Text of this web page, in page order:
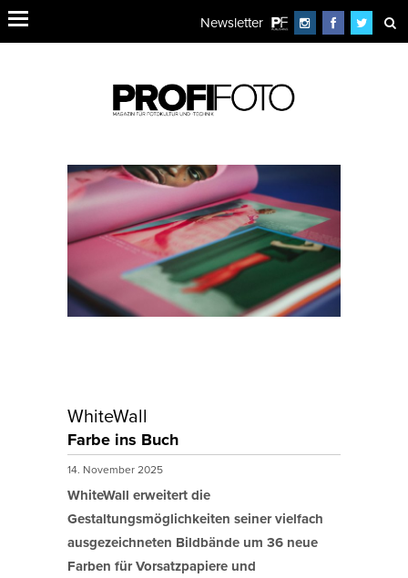
Newsletter
WhiteWall
Farbe ins Buch
14. November 2025
WhiteWall erweitert die
Gestaltungsmöglichkeiten seiner vielfach
ausgezeichneten Bildbände um 36 neue
Farben für Vorsatzpapiere und